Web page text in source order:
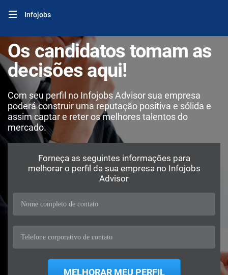
Infojobs
Os candidatos tomam as
decisões aqui!
Com seu perfil no Infojobs Advisor sua empresa
poderá construir uma reputação positiva e sólida e
assim captar e reter os melhores talentos do
mercado.
Forneça as seguintes informações para
melhorar o perfil da sua empresa no Infojobs
Advisor